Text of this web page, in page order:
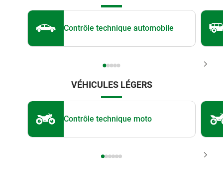
Contrôle technique automobile
VÉHICULES LÉGERS
Contrôle technique moto